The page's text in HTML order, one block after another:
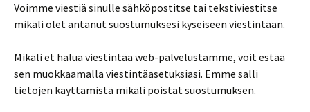
Voimme viestiä sinulle sähköpostitse tai tekstiviestitse
mikäli olet antanut suostumuksesi kyseiseen viestintään.
Mikäli et halua viestintää web-palvelustamme, voit estää
sen muokkaamalla viestintäasetuksiasi. Emme salli
tietojen käyttämistä mikäli poistat suostumuksen.